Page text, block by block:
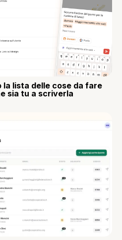
la lista delle cose da fare
sia tu a scriverla